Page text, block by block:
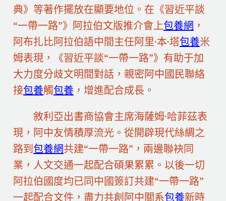
典》等著作擺放在顯要地位。在《習近平談
“一帶一路”》阿拉伯文版推介會上包養網 ，
阿布扎比阿拉伯語中間主任阿里·本·塔包養米
姆表現，《習近平談“一帶一路”》有助于加
大力度分歧文明間對話，親密阿中國民聯絡
接包養觸包養，增進配合成長。
敘利亞出書商協會主席海薩姆·哈菲茲表
現，阿中友情積厚流光。從開辟現代絲綢之
路到 包養網共建“一帶一路”，兩邊聯袂同
業，人文交通一起配合碩果累累。以後一切
阿拉伯國度均已同中國簽訂共建“一帶一路”
一起配合文件，盡力共創阿中關系包養新時